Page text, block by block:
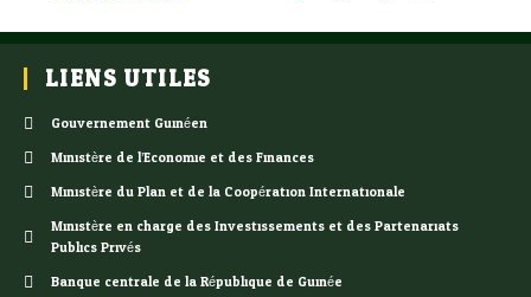
LIENS UTILES
Gouvernement Guinéen
Ministère de l’Economie et des Finances
Ministère du Plan et de la Coopération Internationale
Ministère en charge des Investissements et des Partenariats
Publics Privés
Banque centrale de la République de Guinée